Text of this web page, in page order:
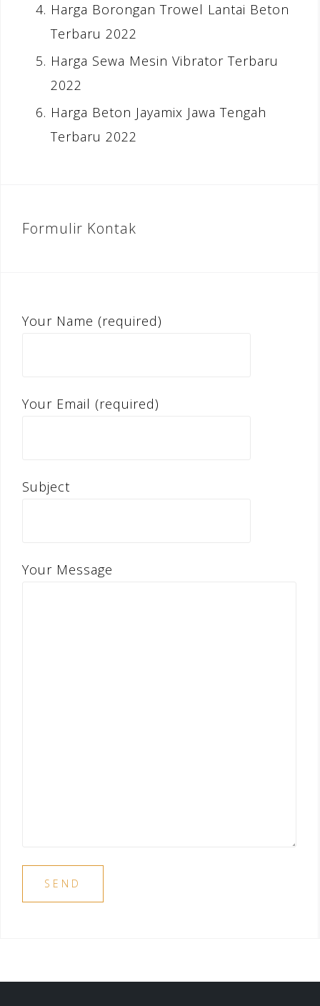
Harga Borongan Trowel Lantai Beton
Terbaru 2022
Harga Sewa Mesin Vibrator Terbaru
2022
Harga Beton Jayamix Jawa Tengah
Terbaru 2022
Formulir Kontak
Your Name (required)
Your Email (required)
Subject
Your Message